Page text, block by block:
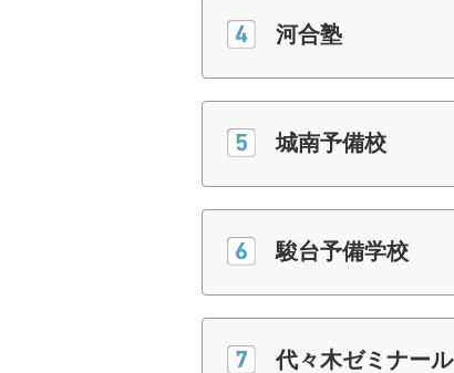
河合塾
城南予備校
駿台予備学校
代々木ゼミナール